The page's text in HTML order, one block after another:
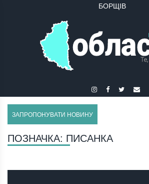
ЗАПРОПОНУВАТИ НОВИНУ
ПОЗНАЧКА: ПИСАНКА